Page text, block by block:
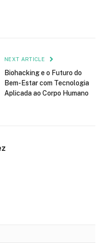
NEXT ARTICLE
Biohacking e o Futuro do
Bem-Estar com Tecnologia
Aplicada ao Corpo Humano